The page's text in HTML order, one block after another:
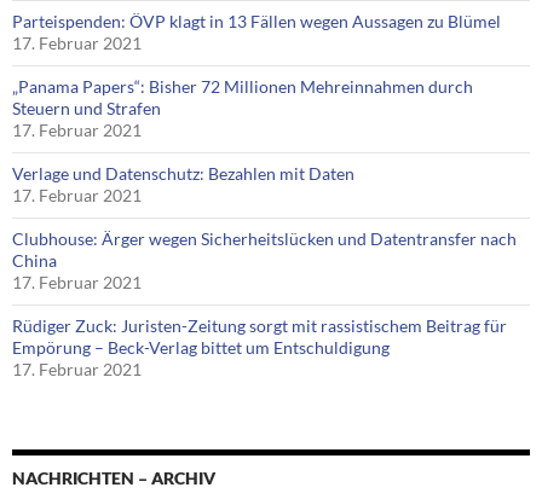
Parteispenden: ÖVP klagt in 13 Fällen wegen Aussagen zu Blümel
17. Februar 2021
„Panama Papers“: Bisher 72 Millionen Mehreinnahmen durch
Steuern und Strafen
17. Februar 2021
Verlage und Datenschutz: Bezahlen mit Daten
17. Februar 2021
Clubhouse: Ärger wegen Sicherheitslücken und Datentransfer nach
China
17. Februar 2021
Rüdiger Zuck: Juristen-Zeitung sorgt mit rassistischem Beitrag für
Empörung – Beck-Verlag bittet um Entschuldigung
17. Februar 2021
NACHRICHTEN – ARCHIV